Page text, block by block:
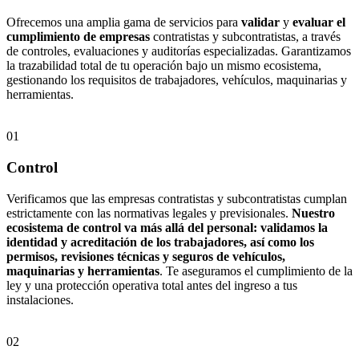
Ofrecemos una amplia gama de servicios para validar y evaluar el
cumplimiento de empresas contratistas y subcontratistas, a través
de controles, evaluaciones y auditorías especializadas. Garantizamos
la trazabilidad total de tu operación bajo un mismo ecosistema,
gestionando los requisitos de trabajadores, vehículos, maquinarias y
herramientas.
01
Control
Verificamos que las empresas contratistas y subcontratistas cumplan
estrictamente con las normativas legales y previsionales. Nuestro
ecosistema de control va más allá del personal: validamos la
identidad y acreditación de los trabajadores, así como los
permisos, revisiones técnicas y seguros de vehículos,
maquinarias y herramientas. Te aseguramos el cumplimiento de la
ley y una protección operativa total antes del ingreso a tus
instalaciones.
02